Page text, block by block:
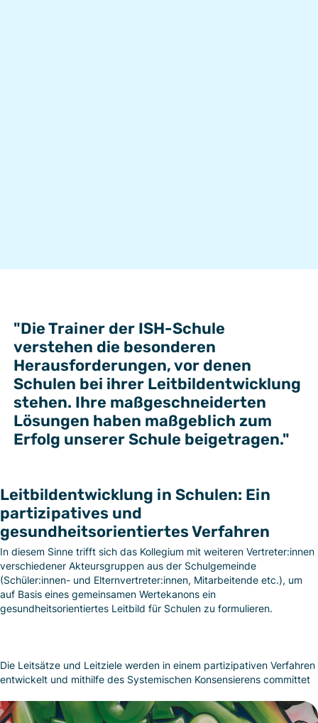
"Die Trainer der ISH-Schule
verstehen die besonderen
Herausforderungen, vor denen
Schulen bei ihrer Leitbildentwicklung
stehen. Ihre maßgeschneiderten
Lösungen haben maßgeblich zum
Erfolg unserer Schule beigetragen."
Leitbildentwicklung in Schulen: Ein
partizipatives und
gesundheitsorientiertes Verfahren
In diesem Sinne trifft sich das Kollegium mit weiteren Vertreter:innen
verschiedener Akteursgruppen aus der Schulgemeinde
(Schüler:innen- und Elternvertreter:innen, Mitarbeitende etc.), um
auf Basis eines gemeinsamen Wertekanons ein
gesundheitsorientiertes Leitbild für Schulen zu formulieren.
Die Leitsätze und Leitziele werden in einem partizipativen Verfahren
entwickelt und mithilfe des Systemischen Konsensierens committet